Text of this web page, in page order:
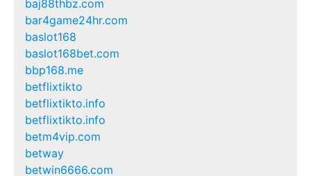
baj88thbz.com
bar4game24hr.com
baslot168
baslot168bet.com
bbp168.me
betflixtikto
betflixtikto.info
betflixtikto.info
betm4vip.com
betway
betwin6666.com